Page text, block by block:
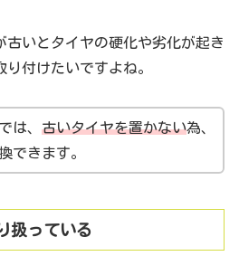
古いとタイヤの硬化や劣化が起き
付けたいですよね。
は、 古いタイヤを置かない為、
できます。
扱っている